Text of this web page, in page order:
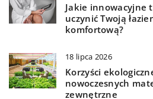
Jakie innowacyjne
uczynić Twoją
komfortową?
18 lipca 2026
Korzyści
nowoczesnych
zewnętrzne